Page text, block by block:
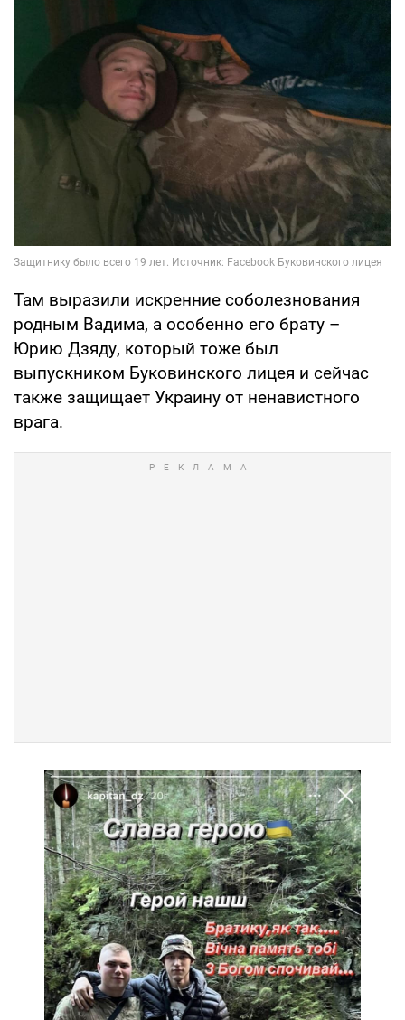
Там выразили искренние соболезнования
родным Вадима, а особенно его брату –
Юрию Дзяду, который тоже был
выпускником Буковинского лицея и сейчас
также защищает Украину от ненавистного
врага.